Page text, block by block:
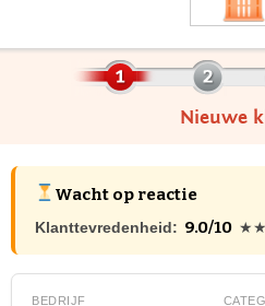
Nieuwe
Wacht op reactie
Klanttevredenheid: 9.0/10
BEDRIJF